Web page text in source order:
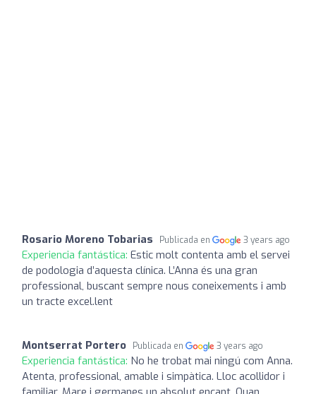
Rosario Moreno Tobarias Publicada en 3 years ago
Experiencia fantástica: Estic molt contenta amb el servei
de podologia d’aquesta clínica. L’Anna és una gran
professional, buscant sempre nous coneixements i amb
un tracte excel.lent
Montserrat Portero Publicada en 3 years ago
Experiencia fantástica: No he trobat mai ningú com Anna.
Atenta, professional, amable i simpàtica. Lloc acollidor i